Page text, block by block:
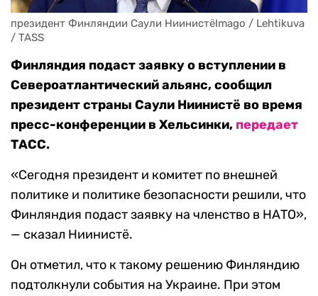
президент Финляндии Саули НиинистёImago / Lehtikuva
/ TASS
Финляндия подаст заявку о вступлении в
Североатлантический альянс, сообщил
президент страны Саули Ниинистё во время
пресс-конференции в Хельсинки, передает
ТАСС.
«Сегодня президент и комитет по внешней
политике и политике безопасности решили, что
Финляндия подаст заявку на членство в НАТО»,
— сказал Ниинистё.
Он отметил, что к такому решению Финляндию
подтолкнули события на Украине. При этом